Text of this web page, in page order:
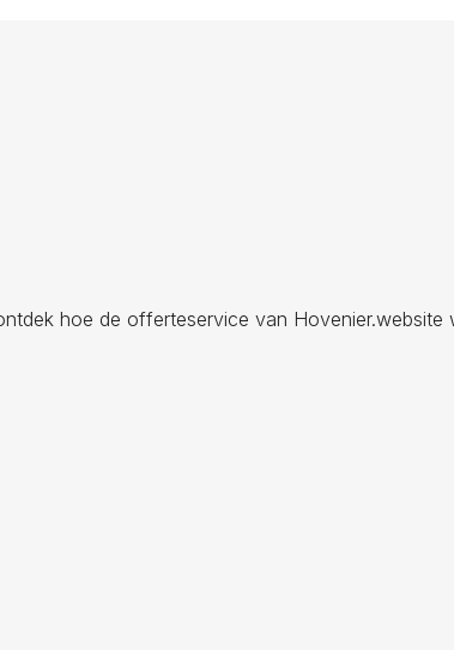
hoe de offerteservice van Hovenier.website